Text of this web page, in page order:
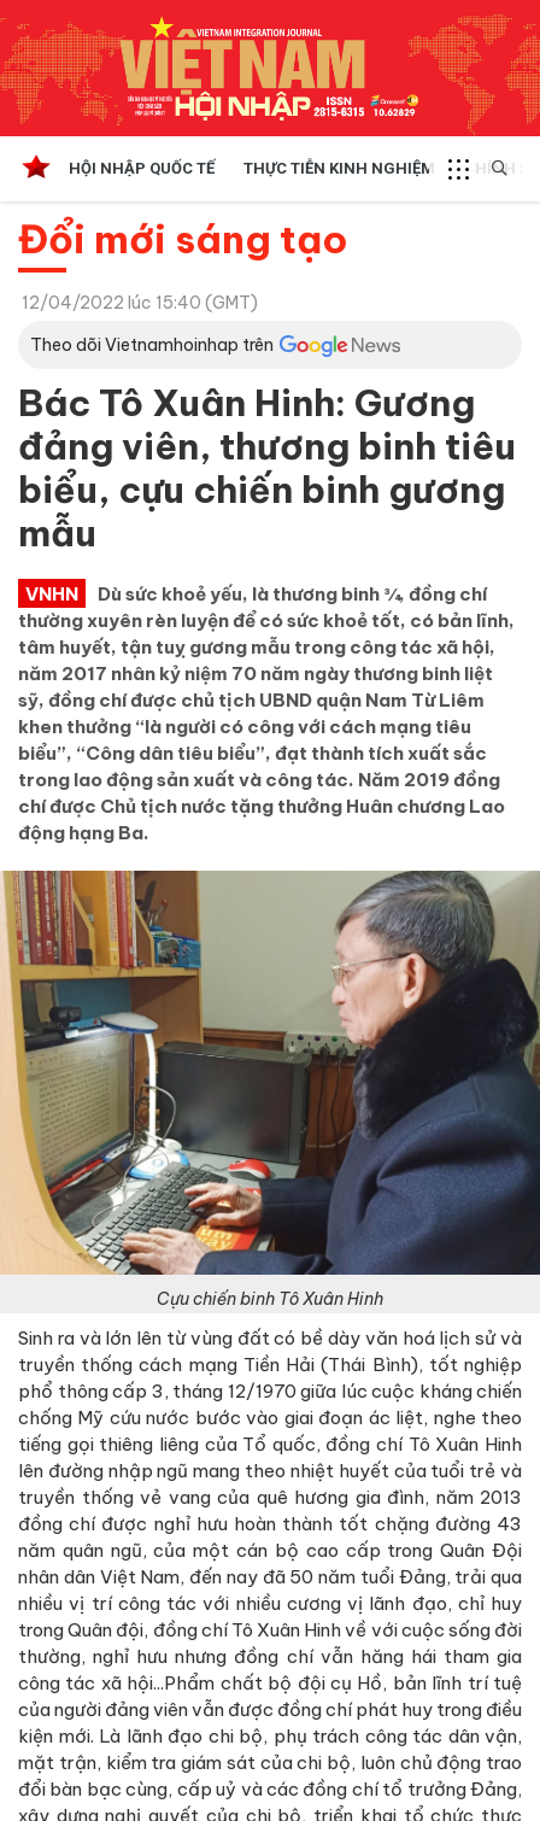
HỘI NHẬP QUỐC TẾ THỰC TIỄN KINH NGHIỆM CHÍNH
Đổi mới sáng tạo
12/04/2022 lúc 15:40 (GMT)
Theo dõi Vietnamhoinhap trên
Bác Tô Xuân Hinh: Gương
đảng viên, thương binh tiêu
biểu, cựu chiến binh gương
mẫu
VNHN
Dù sức khoẻ yếu, là thương binh ¾, đồng chí
thường xuyên rèn luyện để có sức khoẻ tốt, có bản lĩnh,
tâm huyết, tận tuỵ gương mẫu trong công tác xã hội,
năm 2017 nhân kỷ niệm 70 năm ngày thương binh liệt
sỹ, đồng chí được chủ tịch UBND quận Nam Từ Liêm
khen thưởng “là người có công với cách mạng tiêu
biểu”, “Công dân tiêu biểu”, đạt thành tích xuất sắc
trong lao động sản xuất và công tác. Năm 2019 đồng
chí được Chủ tịch nước tặng thưởng Huân chương Lao
động hạng Ba.
Cựu chiến binh Tô Xuân Hinh
Sinh ra và lớn lên từ vùng đất có bề dày văn hoá lịch sử và
truyền thống cách mạng Tiền Hải (Thái Bình), tốt nghiệp
phổ thông cấp 3, tháng 12/1970 giữa lúc cuộc kháng chiến
chống Mỹ cứu nước bước vào giai đoạn ác liệt, nghe theo
tiếng gọi thiêng liêng của Tổ quốc, đồng chí Tô Xuân Hinh
lên đường nhập ngũ mang theo nhiệt huyết của tuổi trẻ và
truyền thống vẻ vang của quê hương gia đình, năm 2013
đồng chí được nghỉ hưu hoàn thành tốt chặng đường 43
năm quân ngũ, của một cán bộ cao cấp trong Quân Đội
nhân dân Việt Nam, đến nay đã 50 năm tuổi Đảng, trải qua
nhiều vị trí công tác với nhiều cương vị lãnh đạo, chỉ huy
trong Quân đội, đồng chí Tô Xuân Hinh về với cuộc sống đời
thường, nghỉ hưu nhưng đồng chí vẫn hăng hái tham gia
công tác xã hội...Phẩm chất bộ đội cụ Hồ, bản lĩnh trí tuệ
của người đảng viên vẫn được đồng chí phát huy trong điều
kiện mới. Là lãnh đạo chi bộ, phụ trách công tác dân vận,
mặt trận, kiểm tra giám sát của chi bộ, luôn chủ động trao
đổi bàn bạc cùng, cấp uỷ và các đồng chí tổ trưởng Đảng,
xây dựng nghị quyết của chi bộ, triển khai tổ chức thực